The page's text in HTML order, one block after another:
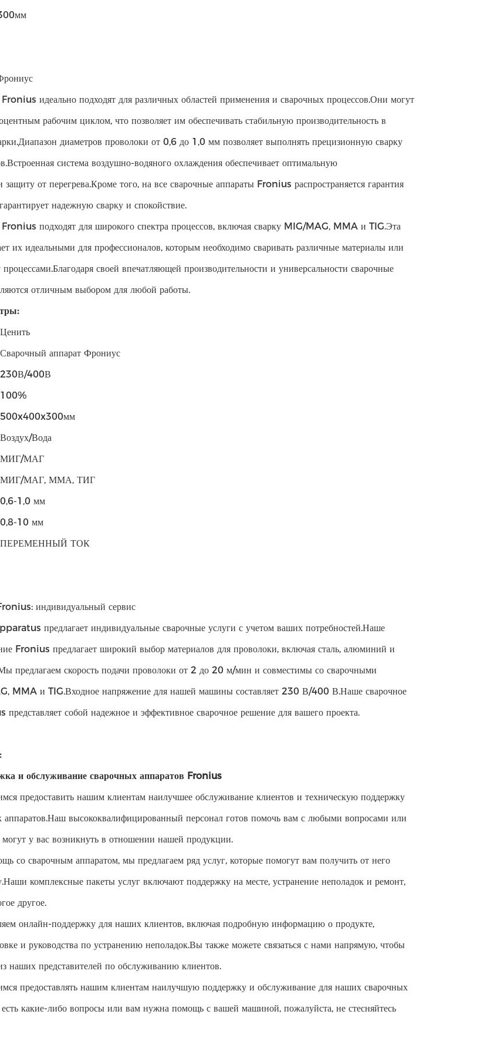
идеально подходят для различных областей применения и сварочных процессов.Они могут
рабочим циклом, что позволяет им обеспечивать стабильную производительность в
диаметров проволоки от 0,6 до 1,0 мм позволяет выполнять прецизионную сварку
система воздушно-водяного охлаждения обеспечивает оптимальную
защиту от перегрева.Кроме того, на все сварочные аппараты Fronius распространяется гарантия
надежную сварку и спокойствие.
подходят для широкого спектра процессов, включая сварку MIG/MAG, MMA и TIG.Эта
их идеальными для профессионалов, которым необходимо сваривать различные материалы или
своей впечатляющей производительности и универсальности сварочные
отличным выбором для любой работы.
Ценить
Сварочный аппарат Фрониус
230В/400В
100%
500x400x300мм
Воздух/Вода
МИГ/МАГ
МИГ/МАГ, ММА, ТИГ
0,6-1,0 мм
0,8-10 мм
ПЕРЕМЕННЫЙ ТОК
индивидуальный сервис
предлагает индивидуальные сварочные услуги с учетом ваших потребностей.Наше
Fronius предлагает широкий выбор материалов для проволоки, включая сталь, алюминий и
предлагаем скорость подачи проволоки от 2 до 20 м/мин и совместимы со сварочными
MMA и TIG.Входное напряжение для нашей машины составляет 230 В/400 В.Наше сварочное
собой надежное и эффективное сварочное решение для вашего проекта.
и обслуживание сварочных аппаратов Fronius
предоставить нашим клиентам наилучшее обслуживание клиентов и техническую поддержку
аппаратов.Наш высококвалифицированный персонал готов помочь вам с любыми вопросами или
у вас возникнуть в отношении нашей продукции.
со сварочным аппаратом, мы предлагаем ряд услуг, которые помогут вам получить от него
комплексные пакеты услуг включают поддержку на месте, устранение неполадок и ремонт,
другое.
онлайн-поддержку для наших клиентов, включая подробную информацию о продукте,
и руководства по устранению неполадок.Вы также можете связаться с нами напрямую, чтобы
наших представителей по обслуживанию клиентов.
предоставлять нашим клиентам наилучшую поддержку и обслуживание для наших сварочных
есть какие-либо вопросы или вам нужна помощь с вашей машиной, пожалуйста, не стесняйтесь